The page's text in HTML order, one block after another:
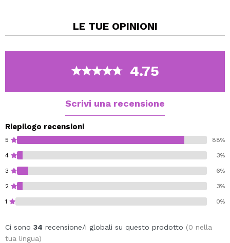
Inoltre, lascia la pelle fresca e impeccabile,
Contiene vitamina C ed estratto di cactus.
LE TUE OPINIONI
4.75
Scrivi una recensione
Riepilogo recensioni
5 88%
4 3%
3 6%
2 3%
1 0%
Ci sono 34 recensione/i globali su questo prodotto (0 nella
tua lingua)